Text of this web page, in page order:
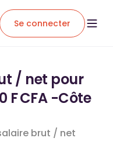
Se connecter
/ net pour
F CFA -Côte
brut / net